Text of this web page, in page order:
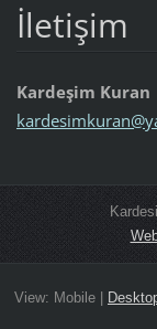
İletişim
Kardeşim Kuran
kardesim
View: Mobile|